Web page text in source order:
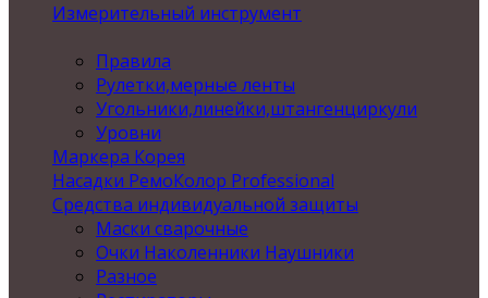
Измерительный инструмент
Правила
Рулетки,мерные ленты
Угольники,линейки,штангенциркули
Уровни
Маркера Корея
Насадки РемоКолор Professional
Средства индивидуальной защиты
Маски сварочные
Очки Наколенники Наушники
Разное